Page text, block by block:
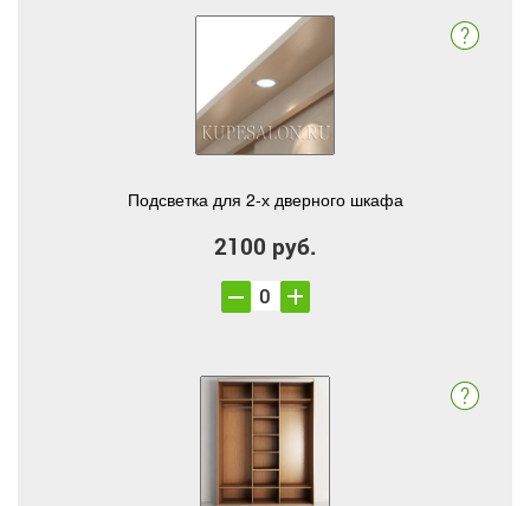
Подсветка для 2-х дверного шкафа
2100 руб.